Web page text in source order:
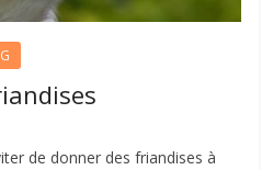
de donner des friandises à